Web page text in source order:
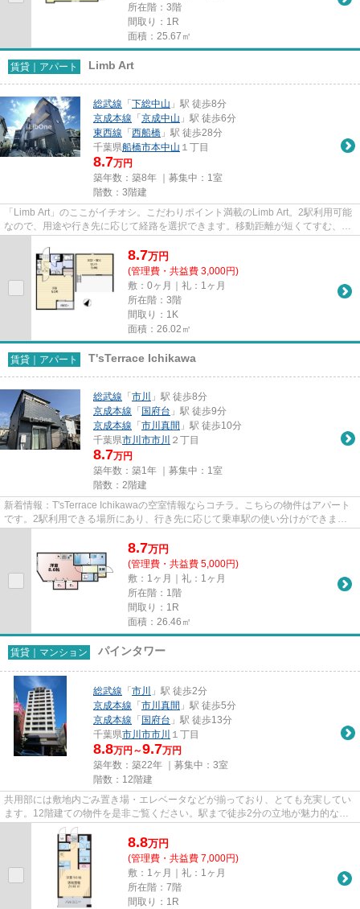
所在階：3階
間取り：1R
面積：25.67㎡
賃貸｜アパート Limb Art
総武線 「 下総中山 」駅 徒歩8分
京成本線 「 京成中山 」駅 徒歩6分
東西線 「 西船橋 」駅 徒歩28分
千葉県船橋市本中山 １丁目
8.7万円
築年数：築8年 ｜募集中： 1室
階数：3階建
「Limb Art」のここがイチオシ。こだわりポイント満載のLimb Art。2駅利用可能
なので、用途や行き先に応じて経路を選択できます。移動距離が短くてすむ、敷
8.7万円
(管理費・共益費 3,000円)
敷：0ヶ月｜礼：1ヶ月
所在階：3階
間取り：1K
面積：26.02㎡
賃貸｜アパート T'sTerrace Ichikawa
総武線 「 市川
」駅 徒歩8分
京成本線 「 国府台 」駅 徒歩9分
京成本線 「 市川真間 」駅 徒歩10分
千葉県市川市市川 ２丁目
8.7万円
築年数：築1年 ｜募集中： 1室
階数：2階建
新着情報：T'sTerrace Ichikawaの空室情報ならコチラ。こちらの物件はアパート
です。2駅利用できる場所にあり、行き先に応じて乗車駅の使い分けができま
8.7万円
(管理費・共益費 5,000円)
敷：1ヶ月｜礼：1ヶ月
所在階：1階
間取り：1R
面積：26.46㎡
賃貸｜マンション パインタワー
総武線 「 市川
」駅 徒歩2分
京成本線 「 市川真間 」駅 徒歩5分
京成本線 「 国府台 」駅 徒歩13分
千葉県市川市市川 １丁目
8.8万円～9.7万円
築年数：築22年 ｜募集中： 3室
階数：12階建
共用部には敷地内ごみ置き場・エレベータなどが揃っており、とても充実してい
ます。12階建ての物件を是非ご覧ください。駅まで徒歩2分の立地が魅力的な、
利便性の高い物件です。駅まで...
8.8万円
(管理費・共益費 7,000円)
敷：1ヶ月｜礼：1ヶ月
所在階：7階
間取り：1R